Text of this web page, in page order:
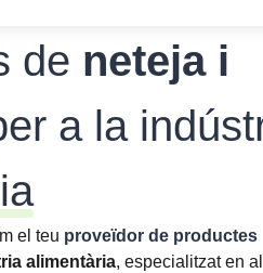
de neteja i
a la
el teu proveïdor de productes
alimentària, especialitzat en